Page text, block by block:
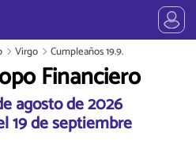
Virgo Cumpleaños 19.9.
Financiero
agosto de 2026
19 de septiembre